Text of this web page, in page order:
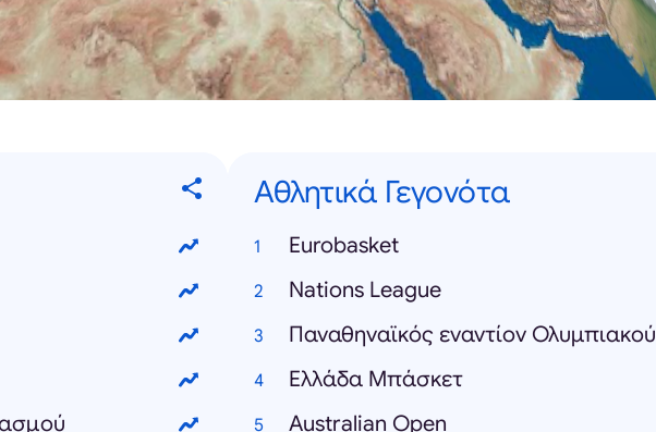
Αθλητικά Γεγονότα
Eurobasket
Nations League
Παναθηναϊκός εναντίον Ολυμπιακού
Ελλάδα Μπάσκετ
Australian Open